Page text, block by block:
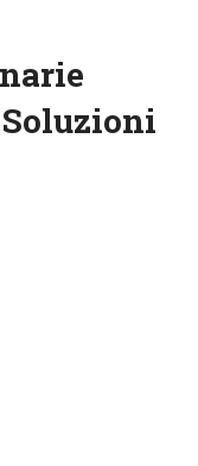
Soluzioni